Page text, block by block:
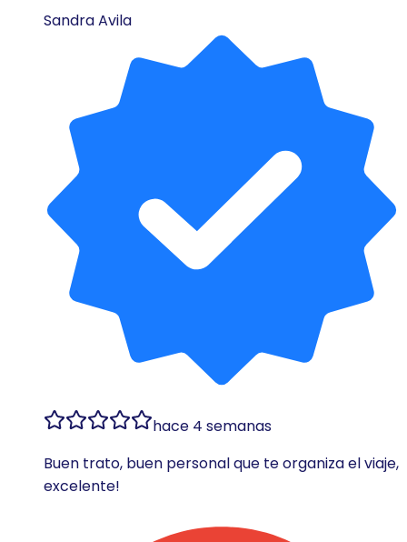
Sandra Avila
hace 4 semanas
Buen trato, buen personal que te organiza el viaje,
excelente!